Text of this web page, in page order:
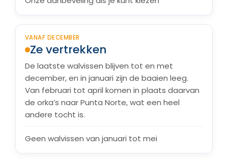
VANAF DECEMBER
Ze vertrekken
De laatste walvissen blijven tot en met
december, en in januari zijn de baaien leeg.
Van februari tot april komen in plaats daarvan
de orka’s naar Punta Norte, wat een heel
andere tocht is.
Geen walvissen van januari tot mei